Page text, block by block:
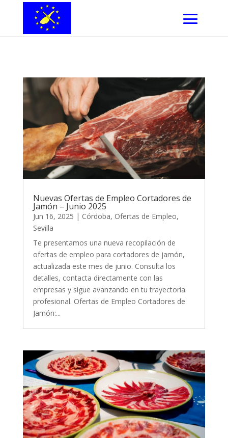
Nuevas Ofertas de Empleo Cortadores de
Jamón – Junio 2025
Jun 16, 2025 | Córdoba, Ofertas de Empleo,
Sevilla
Te presentamos una nueva recopilación de
ofertas de empleo para cortadores de jamón,
actualizada este mes de junio. Consulta los
detalles, contacta directamente con las
empresas y sigue avanzando en tu trayectoria
profesional. Ofertas de Empleo Cortadores de
Jamón:...